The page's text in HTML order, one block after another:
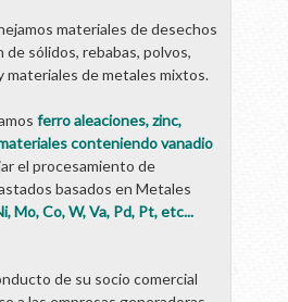
materiales de desechos
sólidos, rebabas, polvos,
materiales de metales mixtos.
ferro aleaciones, zinc,
conteniendo vanadio
el procesamiento de
basados en Metales
Mo, Co, W, Va, Pd, Pt, etc...
de su socio comercial